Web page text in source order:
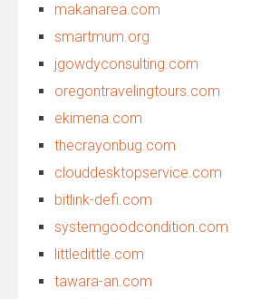
makanarea.com
smartmum.org
jgowdyconsulting.com
oregontravelingtours.com
ekimena.com
thecrayonbug.com
clouddesktopservice.com
bitlink-defi.com
systemgoodcondition.com
littledittle.com
tawara-an.com